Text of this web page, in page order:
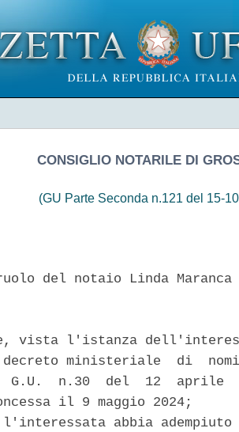
CONSIGLIO NOTARILE DI
(GU Parte Seconda n.121 del 15-
del notaio Linda Maranca
vista l'istanza
ministeriale  di
G.U.  n.30  del  12  aprile
il 9 maggio 2024;
abbia